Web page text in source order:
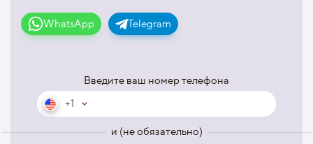
WhatsApp Telegram
Введите ваш номер телефона
+1
и (не обязательно)